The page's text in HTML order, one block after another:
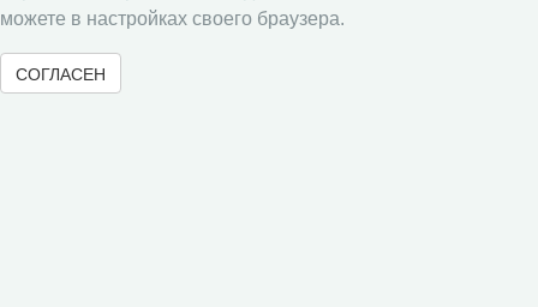
Положение о рецензировании
Форма рецензии
можете в настройках своего браузера.
СОГЛАСЕН